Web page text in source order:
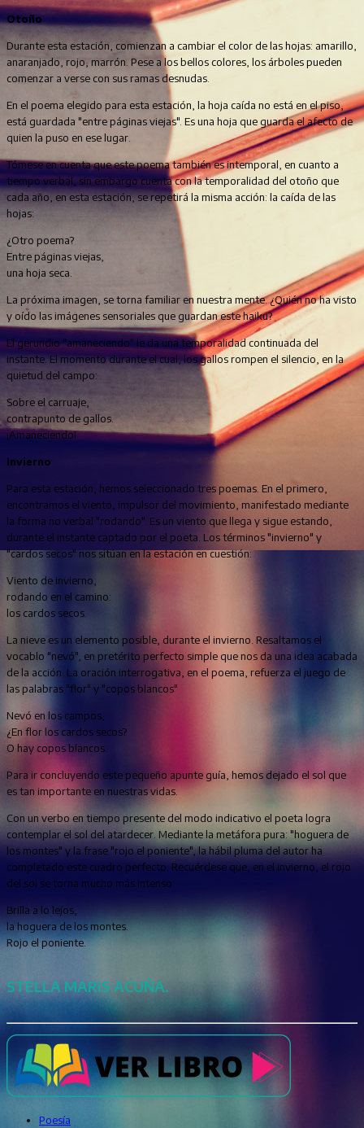
Otoño
Durante esta estación, comienzan a cambiar el color de las hojas: amarillo,
anaranjado, rojo, marrón. Pese a los bellos colores, los árboles pueden
comenzar a verse con sus ramas desnudas.
En el poema elegido para esta estación, la hoja caída no está en el piso,
está guardada "entre páginas viejas". Es una hoja que guarda el afecto de
quien la puso en ese lugar.
Tómese en cuenta que este poema también es intemporal, en cuanto a
tiempo verbal, sin embargo cuenta con la temporalidad del otoño que
cada año, en esta estación, se repetirá la misma acción: la caída de las
hojas:
¿Otro poema?
Entre páginas viejas,
una hoja seca.
La próxima imagen, se torna familiar en nuestra mente. ¿Quién no ha visto
y oído las imágenes sensoriales que guardan este haiku?
El gerundio "amaneciendo" le da una temporalidad continuada del
instante. El momento durante el cual, los gallos rompen el silencio, en la
quietud del campo:
Sobre el carruaje,
contrapunto de gallos.
¡Amaneciendo!
Invierno
Para esta estación, hemos seleccionado tres poemas. En el primero,
encontramos el viento, impulsor del movimiento, manifestado mediante
la forma no verbal "rodando". Es un viento que llega y sigue estando,
durante el instante captado por el poeta. Los términos "invierno" y
"cardos secos" nos sitúan en la estación en cuestión:
Viento de invierno,
rodando en el camino:
los cardos secos.
La nieve es un elemento posible, durante el invierno. Resaltamos el
vocablo "nevó", en pretérito perfecto simple que nos da una idea acabada
de la acción. La oración interrogativa, en el poema, refuerza el juego de
las palabras "flor" y "copos blancos"
Nevó en los campos,
¿En flor los cardos secos?
O hay copos blancos.
Para ir concluyendo este pequeño apunte guía, hemos dejado el sol que
es tan importante en nuestras vidas.
Con un verbo en tiempo presente del modo indicativo el poeta logra
contemplar el sol del atardecer. Mediante la metáfora pura: "hoguera de
los montes" y la frase "rojo el poniente", la hábil pluma del autor ha
completado este cuadro perfecto. Recuérdese que, en el invierno, el rojo
del sol se torna mucho más intenso:
Brilla a lo lejos,
la hoguera de los montes.
Rojo el poniente.
STELLA MARIS ACUÑA.
Poesía